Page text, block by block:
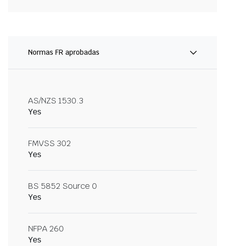
Normas FR aprobadas
AS/NZS 1530.3
Yes
FMVSS 302
Yes
BS 5852 Source 0
Yes
NFPA 260
Yes